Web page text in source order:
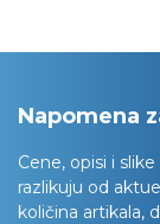
Napomena
Cene, opisi i
razlikuju od
količina artikala,